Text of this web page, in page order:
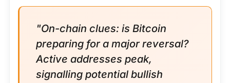
"On-chain clues: is Bitcoin
preparing for a major reversal?
Active addresses peak,
signalling potential bullish